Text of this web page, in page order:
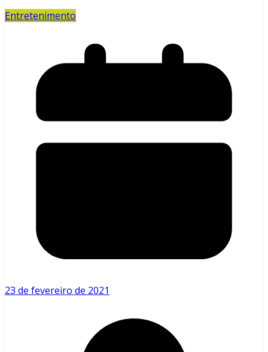
Entretenimento
23 de fevereiro de 2021